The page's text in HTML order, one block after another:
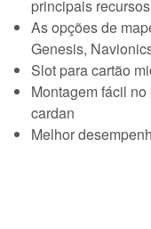
principais recursos
As opções de
Genesis,
Slot para cartão
Montagem fácil
cardan
Melhor